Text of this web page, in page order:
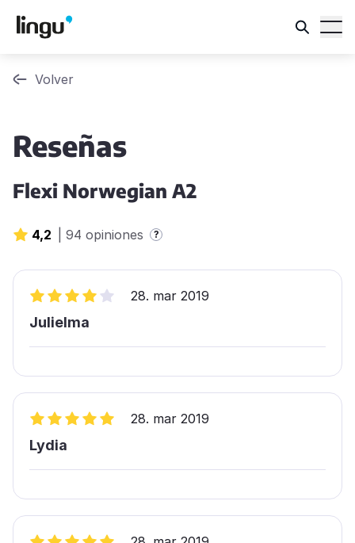
Volver
Reseñas
Flexi Norwegian A2
4,2 94 opiniones ?
28. mar 2019
Julielma
28. mar 2019
Lydia